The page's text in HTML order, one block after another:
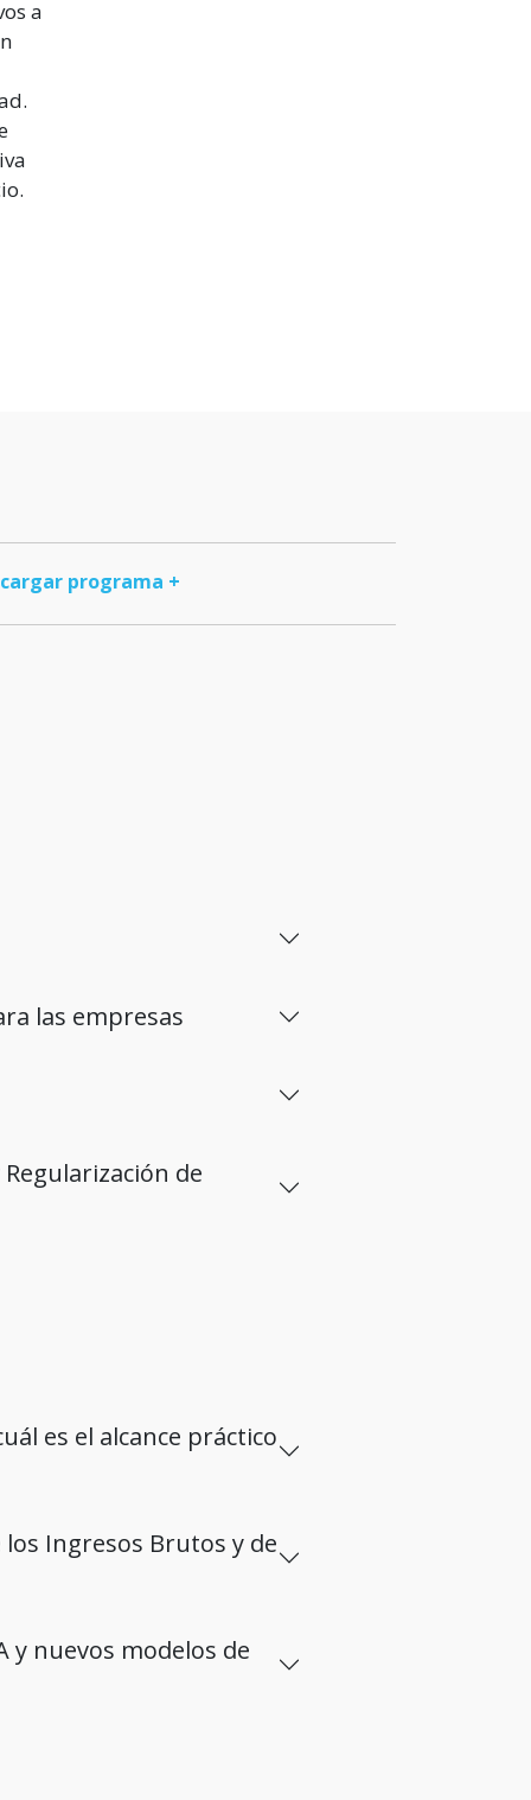
a
programa +
las empresas
de
es el alcance práctico
y nuevos modelos de